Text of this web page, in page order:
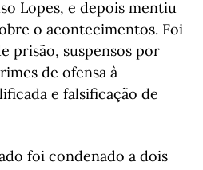
Lopes, e depois mentiu
o acontecimentos. Foi
prisão, suspensos por
de ofensa à
e falsificação de
foi condenado a dois